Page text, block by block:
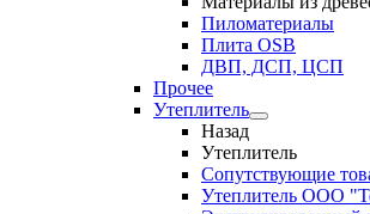
Пиломатериалы
Плита OSB
ДВП, ДСП, ЦСП
Прочее
Утеплитель
Назад
Утеплитель
Сопутствующие
Утеплитель ООО